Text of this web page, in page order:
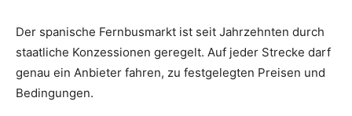
Der spanische Fernbusmarkt ist seit Jahrzehnten durch
staatliche Konzessionen geregelt. Auf jeder Strecke darf
genau ein Anbieter fahren, zu festgelegten Preisen und
Bedingungen.